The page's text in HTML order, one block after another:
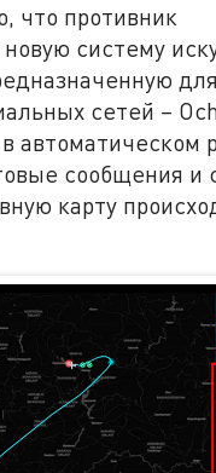
что противник
систему
сетей –
автоматическом
сообщения и
карту